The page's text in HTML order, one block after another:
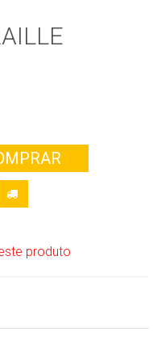
produto